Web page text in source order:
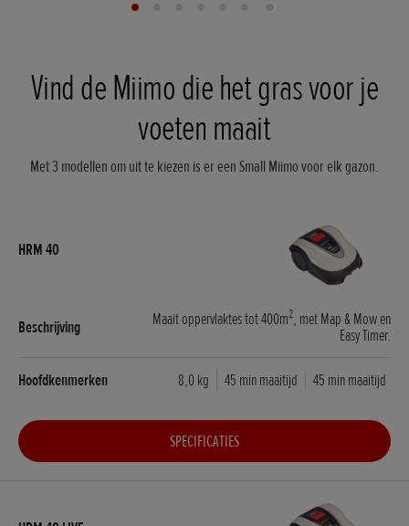
Vind de Miimo die het gras voor je
voeten maait
Met 3 modellen om uit te kiezen is er een Small Miimo voor elk gazon.
Maait oppervlaktes tot 400m2, met Map & Mow en
Easy Timer.
8,0 kg 45 min maaitijd 45 min maaitijd
SPECIFICATIES